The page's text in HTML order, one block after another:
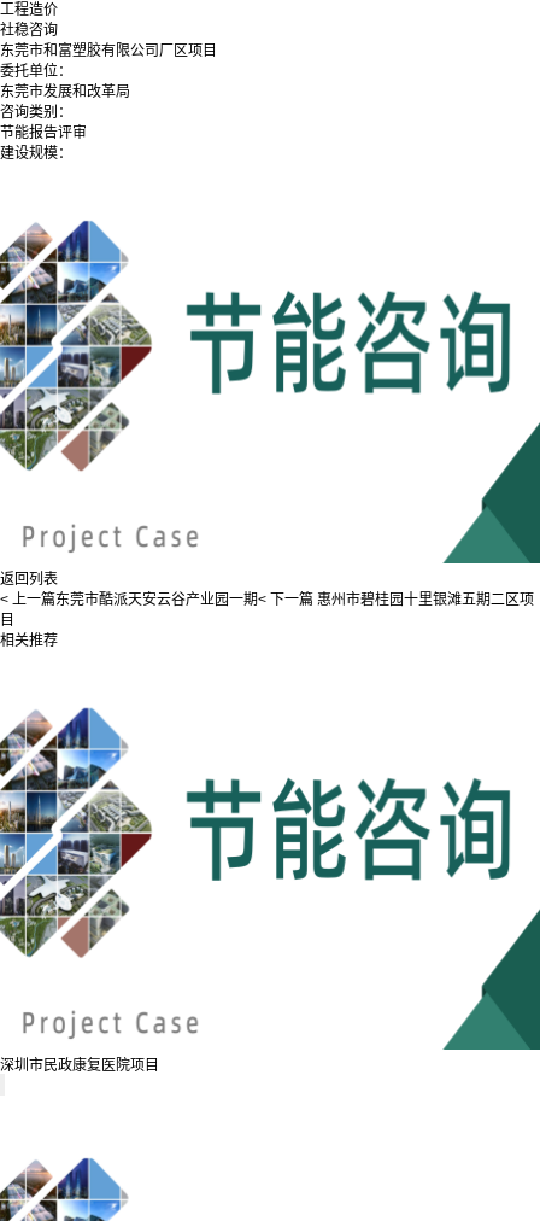
工程造价
社稳咨询
东莞市和富塑胶有限公司厂区项目
委托单位：
东莞市发展和改革局
咨询类别：
节能报告评审
建设规模：
返回列表
< 上一篇东莞市酷派天安云谷产业园一期< 下一篇 惠州市碧桂园十里银滩五期二区项
目
相关推荐
深圳市民政康复医院项目